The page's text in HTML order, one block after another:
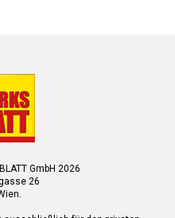
GmbH 2026
26